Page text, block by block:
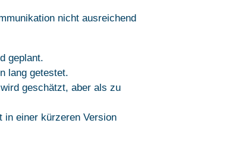
nicht ausreichend
geplant.
lang getestet.
geschätzt, aber als zu
in einer kürzeren Version